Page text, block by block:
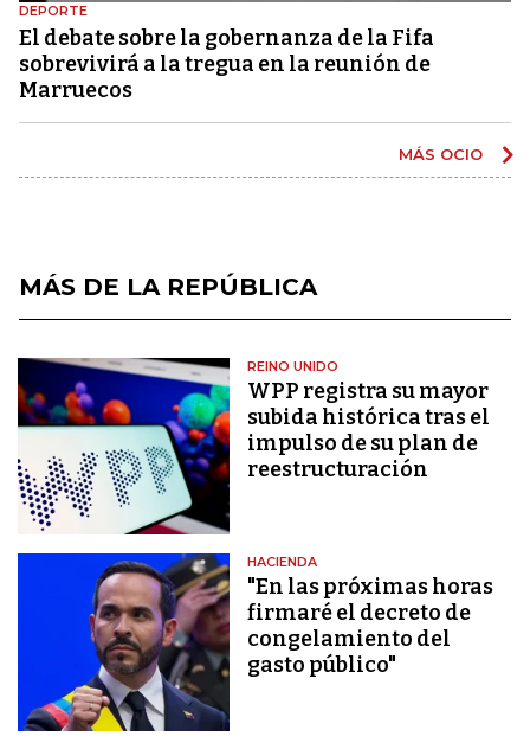
DEPORTE
El debate sobre la gobernanza de la Fifa
sobrevivirá a la tregua en la reunión de
Marruecos
MÁS OCIO
MÁS DE LA REPÚBLICA
REINO UNIDO
WPP registra su mayor
subida histórica tras el
impulso de su plan de
reestructuración
HACIENDA
"En las próximas horas
firmaré el decreto de
congelamiento del
gasto público"